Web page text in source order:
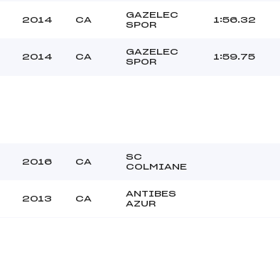
2014 CA
GAZELEC
SPOR
1:56.32
2014 CA
GAZELEC
SPOR
1:59.75
2016 CA
SC
COLMIANE
2013 CA
ANTIBES
AZUR